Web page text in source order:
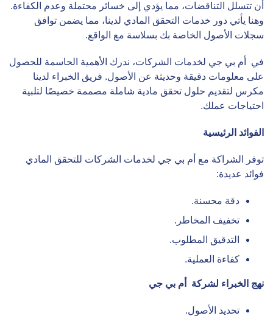
أن تتسلل التناقضات، مما يؤدي إلى خسائر محتملة وعدم الكفاءة.
وهنا يأتي دور خدمات التحقق المادي لدينا، مما يضمن توافق
سجلات الأصول الخاصة بك بسلاسة مع الواقع.
في أم بي جي لخدمات الشركات، ندرك الأهمية الحاسمة للحصول
على معلومات دقيقة وحديثة عن الأصول. فريق الخبراء لدينا
مكرس لتقديم حلول تحقق مادية شاملة مصممة خصيصًا لتلبية
احتياجات عملك.
الفوائد الرئيسية
توفر الشراكة مع أم بي جي لخدمات الشركات للتحقق المادي
فوائد عديدة:
دقة محسنة.
تخفيف المخاطر.
التدقيق المطلوب.
كفاءة العملية.
نهج الخبراء لشركة أم بي جي
تحديد الأصول.